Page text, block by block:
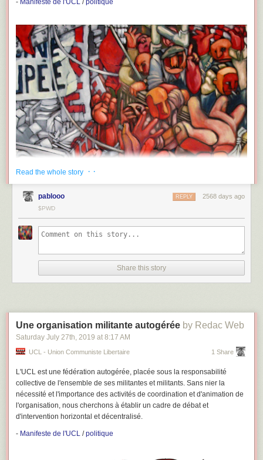
- Manifeste de l'UCL /politique
Read the whole story · ·
pablooo 2568 days ago
REPLY
$PWD
Share this story
Une organisation militante autogérée by Redac Web
Saturday July 27th, 2019 at 8:17 AM
UCL - Union Communiste Libertaire 1 Share
L'UCL est une fédération autogérée, placée sous la responsabilité
collective de l'ensemble de ses militantes et militants. Sans nier la
nécessité et l'importance des activités de coordination et d'animation de
l'organisation, nous cherchons à établir un cadre de débat et
d'intervention horizontal et décentralisé.
- Manifeste de l'UCL /politique